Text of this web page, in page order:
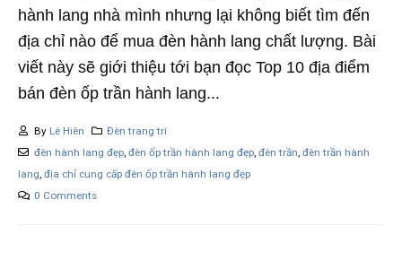
hành lang nhà mình nhưng lại không biết tìm đến
địa chỉ nào để mua đèn hành lang chất lượng. Bài
viết này sẽ giới thiệu tới bạn đọc Top 10 địa điểm
bán đèn ốp trần hành lang...
By Lê Hiên
Đèn trang trí
đèn hành lang đẹp, đèn ốp trần hành lang đẹp, đèn trần, đèn trần hành
lang, địa chỉ cung cấp đèn ốp trần hành lang đẹp
0 Comments